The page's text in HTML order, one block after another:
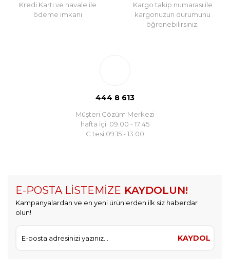
Kredi Kartı ve havale ile
ödeme imkanı
Kargo takip numarası ile
kargonuzun durumunu
öğrenebilirsiniz.
444 8 613
Müşteri Çözüm Merkezi
hafta içi: 09:00 - 17:45
C.tesi 09:15 - 13:00
E-POSTA LİSTEMİZE KAYDOLUN!
Kampanyalardan ve en yeni ürünlerden ilk siz haberdar
olun!
KAYDOL